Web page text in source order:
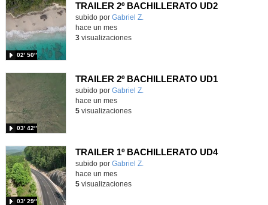
TRAILER 2º BACHILLERATO UD2
Contenido educativo.
subido por Gabriel Z.
02′ 50″
hace un mes
3visualizaciones
TRAILER 2º BACHILLERATO UD1
Contenido educativo.
subido por Gabriel Z.
03′ 42″
hace un mes
5visualizaciones
TRAILER 1º BACHILLERATO UD4
Contenido educativo.
subido por Gabriel Z.
03′ 29″
hace un mes
5visualizaciones